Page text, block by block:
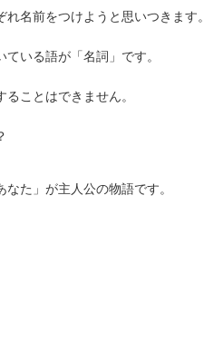
名前をつけようと思いつきます。
いる語が「名詞」です。
ことはできません。
た」が主人公の物語です。